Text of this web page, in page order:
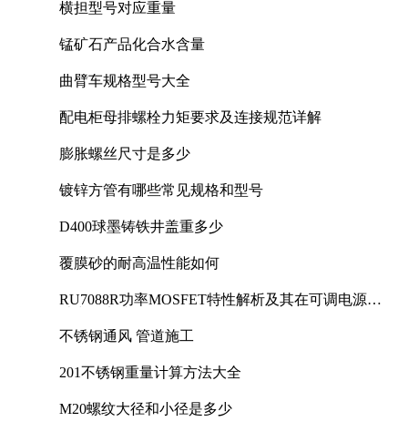
横担型号对应重量
锰矿石产品化合水含量
曲臂车规格型号大全
配电柜母排螺栓力矩要求及连接规范详解
膨胀螺丝尺寸是多少
镀锌方管有哪些常见规格和型号
D400球墨铸铁井盖重多少
覆膜砂的耐高温性能如何
RU7088R功率MOSFET特性解析及其在可调电源设
不锈钢通风 管道施工
201不锈钢重量计算方法大全
M20螺纹大径和小径是多少